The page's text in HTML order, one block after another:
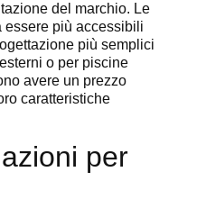
del marchio. Le
essere più accessibili
più semplici
o per piscine
avere un prezzo
caratteristiche
per